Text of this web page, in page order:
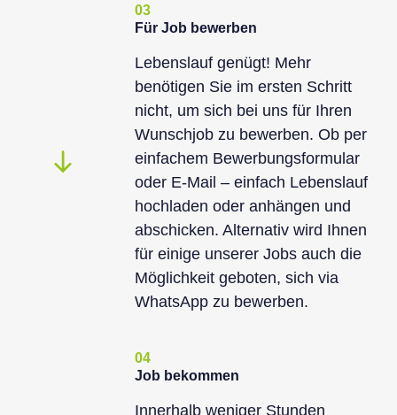
03
Für Job bewerben
Lebenslauf genügt! Mehr
benötigen Sie im ersten Schritt
nicht, um sich bei uns für Ihren
Wunschjob zu bewerben. Ob per
einfachem Bewerbungsformular
oder E-Mail – einfach Lebenslauf
hochladen oder anhängen und
abschicken. Alternativ wird Ihnen
für einige unserer Jobs auch die
Möglichkeit geboten, sich via
WhatsApp zu bewerben.
04
Job bekommen
Innerhalb weniger Stunden